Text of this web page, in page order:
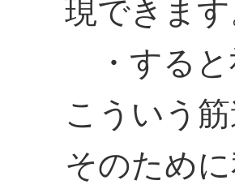
現できます
・すると
こういう筋
そのため